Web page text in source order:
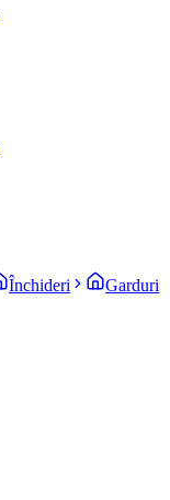
Închideri
Garduri